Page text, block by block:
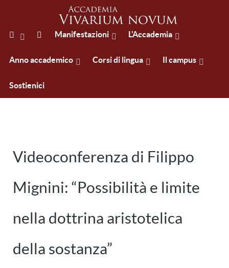
Manifestazioni L'Accademia
Anno accademico Corsi di lingua Il campus
Sostienici
Videoconferenza di Filippo
Mignini: “Possibilità e limite
nella dottrina aristotelica
della sostanza”